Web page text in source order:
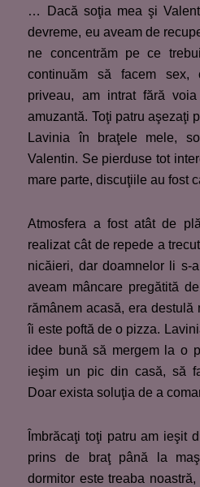
… Dacă soţia mea şi
devreme, eu aveam de
ne concentrăm pe ce
continuăm să facem
priveau, am intrat fără
amuzantă. Toţi patru aşezaţi
Lavinia în braţele mele,
Valentin. Se pierduse tot
mare parte, discuţiile au fost
Atmosfera a fost atât de
realizat cât de repede a
nicăieri, dar doamnelor li s-
aveam mâncare pregătită
rămânem acasă, era destulă
îi este poftă de o pizza.
idee bună să mergem la o
ieşim un pic din casă, să
Doar exista soluţia de a
Îmbrăcaţi toţi patru am ieşit
prins de braţ până la
dormitor este treaba